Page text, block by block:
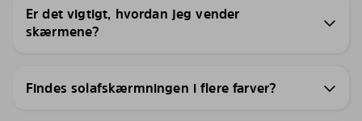
Er det vigtigt, hvordan jeg vender
skærmene?
Findes solafskærmningen i flere farver?